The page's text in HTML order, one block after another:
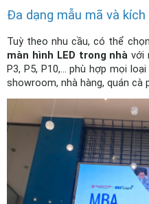
Đa dạng mẫu mã và
Tuỳ theo nhu cầu, có thể chọn
màn hình LED trong nhà với
P3, P5, P10,... phù hợp mọi
showroom, nhà hàng, quán cà